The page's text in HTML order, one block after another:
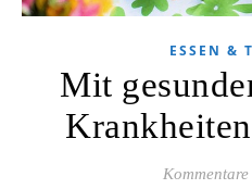
ESSEN &
Mit